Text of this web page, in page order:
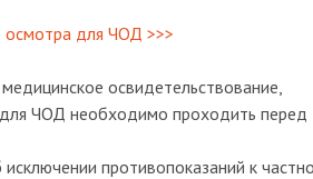
осмотра для ЧОД >>>
освидетельствование,
ЧОД необходимо проходить перед
противопоказаний к